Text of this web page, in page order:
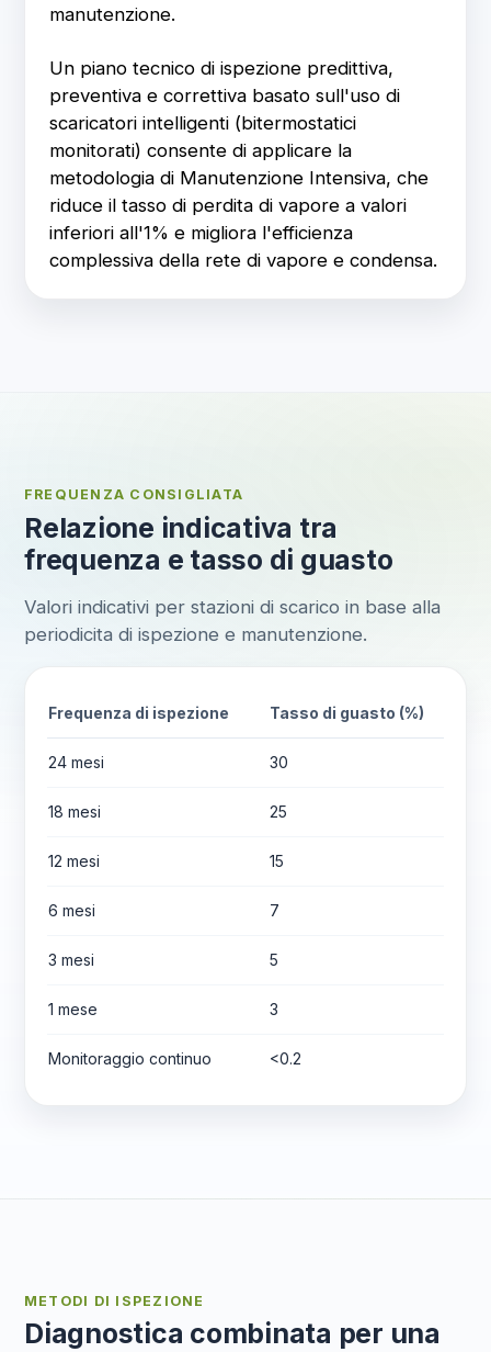
manutenzione.
Un piano tecnico di ispezione predittiva,
preventiva e correttiva basato sull'uso di
scaricatori intelligenti (bitermostatici
monitorati) consente di applicare la
metodologia di Manutenzione Intensiva, che
riduce il tasso di perdita di vapore a valori
inferiori all'1% e migliora l'efficienza
complessiva della rete di vapore e condensa.
FREQUENZA CONSIGLIATA
Relazione indicativa tra
frequenza e tasso di guasto
Valori indicativi per stazioni di scarico in base alla
periodicita di ispezione e manutenzione.
Frequenza di ispezione Tasso di guasto (%)
24 mesi 30
18 mesi 25
12 mesi 15
6 mesi 7
3 mesi 5
1 mese 3
Monitoraggio continuo <0.2
METODI DI ISPEZIONE
Diagnostica combinata per una